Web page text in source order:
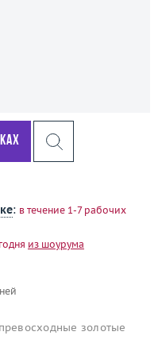
: в течение 1-7 рабочих
из шоурума
золотые